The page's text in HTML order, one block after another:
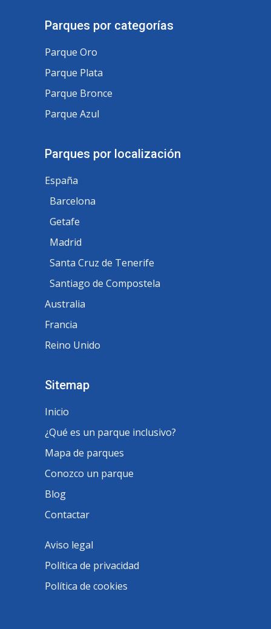
Parques por categorías
Parque Oro
Parque Plata
Parque Bronce
Parque Azul
Parques por localización
España
Barcelona
Getafe
Madrid
Santa Cruz de Tenerife
Santiago de Compostela
Australia
Francia
Reino Unido
Sitemap
Inicio
¿Qué es un parque inclusivo?
Mapa de parques
Conozco un parque
Blog
Contactar
Aviso legal
Política de privacidad
Política de cookies